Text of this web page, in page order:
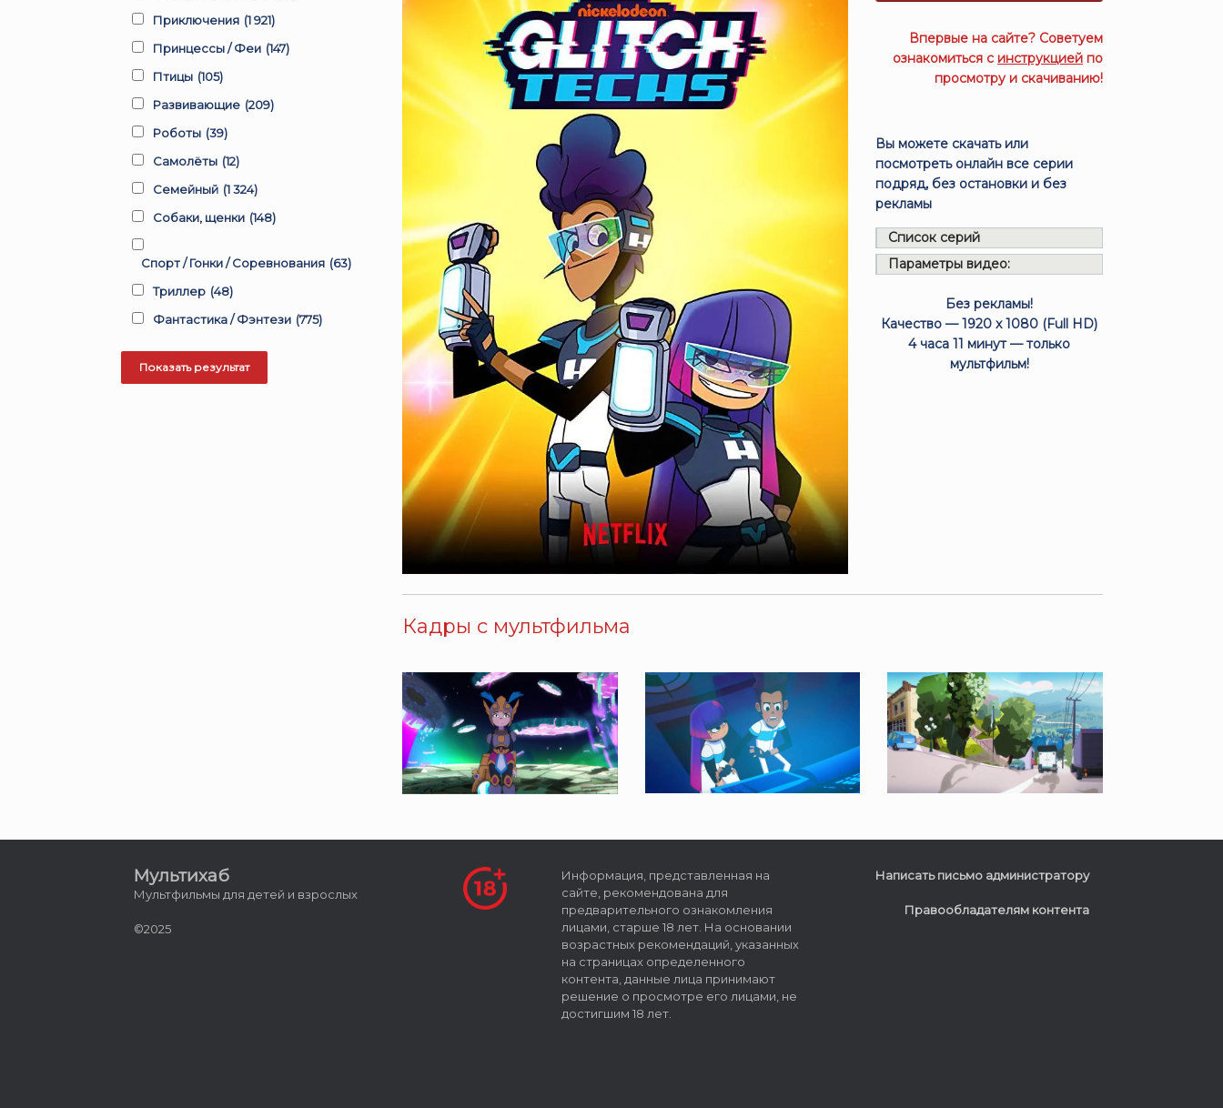
Впервые на сайте? Советуем
ознакомиться с инструкцией по
просмотру и скачиванию!
Вы можете скачать или
посмотреть онлайн все серии
подряд, без остановки и без
рекламы
Список серий
Параметры видео:
Без рекламы!
Качество — 1920 x 1080 (Full HD)
4 часа 11 минут — только
мультфильм!
Кадры с мультфильма
Приключения (1 921)
Принцессы / Феи (147)
Птицы (105)
Развивающие (209)
Роботы (39)
Самолёты (12)
Семейный (1 324)
Собаки, щенки (148)
Спорт / Гонки / Соревнования (63)
Триллер (48)
Фантастика / Фэнтези (775)
Мультихаб
Мультфильмы для детей и взрослых
©2025
Информация, представленная на
сайте, рекомендована для
предварительного ознакомления
лицами, старше 18 лет. На основании
возрастных рекомендаций, указанных
на страницах определенного
контента, данные лица принимают
решение о просмотре его лицами, не
достигшим 18 лет.
Написать письмо администратору
Правообладателям контента